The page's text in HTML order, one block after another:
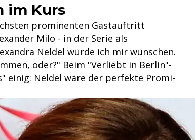
im Kurs
prominenten Gastauftritt
Milo - in der Serie als
Neldel würde ich mir wünschen.
oder?" Beim "Verliebt in Berlin"-
einig: Neldel wäre der perfekte Promi-